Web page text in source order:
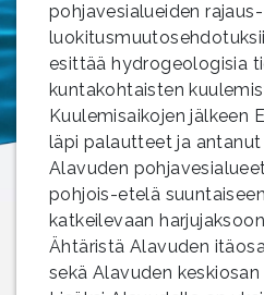
pohjavesialueiden
esittää hydrogeologisia
kuntakohtaisten
Kuulemisaikojen jälkeen
läpi palautteet ja antanut
Alavuden
pohjois-etelä
katkeilevaan
Ähtäristä Alavuden
sekä Alavuden